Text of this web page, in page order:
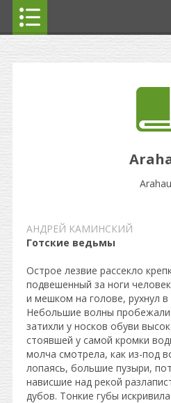
Arahau
АНДРЕЙ КАМИНСКИЙ
Готские ведьмы
Острое лезвие рассекло
подвешенный за ноги
и мешком на голове, рухнул в
Небольшие волны
затихли у носков обуви
стоявшей у самой кромки
молча смотрела, как из-под
лопаясь, большие пузыри,
нависшие над рекой
дубов. Тонкие губы